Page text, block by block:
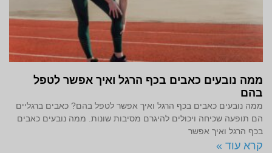
ממה נובעים כאבים בכף הרגל ואיך אפשר לטפל
בהם
ממה נובעים כאבים בכף הרגל ואיך אפשר לטפל בהם? כאבים ברגליים
הם תופעה שכיחה ויכולים להיגרם מסיבות שונות. ממה נובעים כאבים
בכף הרגל ואיך אפשר
קרא עוד »